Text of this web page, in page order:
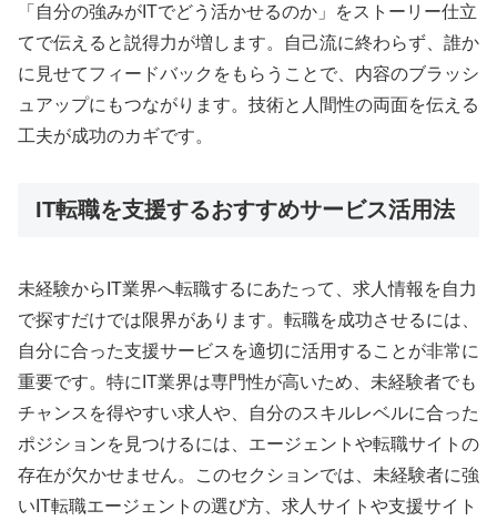
「自分の強みがITでどう活かせるのか」をストーリー仕立
てで伝えると説得力が増します。自己流に終わらず、誰か
に見せてフィードバックをもらうことで、内容のブラッシ
ュアップにもつながります。技術と人間性の両面を伝える
工夫が成功のカギです。
IT転職を支援するおすすめサービス活用法
未経験からIT業界へ転職するにあたって、求人情報を自力
で探すだけでは限界があります。転職を成功させるには、
自分に合った支援サービスを適切に活用することが非常に
重要です。特にIT業界は専門性が高いため、未経験者でも
チャンスを得やすい求人や、自分のスキルレベルに合った
ポジションを見つけるには、エージェントや転職サイトの
存在が欠かせません。このセクションでは、未経験者に強
いIT転職エージェントの選び方、求人サイトや支援サイト